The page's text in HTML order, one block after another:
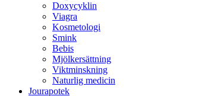
Doxycyklin
Viagra
Kosmetologi
Smink
Bebis
Mjölkersättning
Viktminskning
Naturlig medicin
Jourapotek